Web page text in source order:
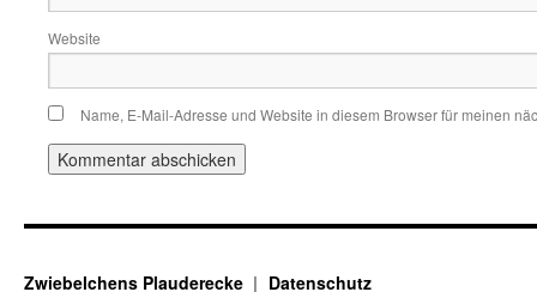
Website
Name, E-Mail-Adresse und Website in diesem Browser für meinen
Zwiebelchens Plauderecke Datenschutz